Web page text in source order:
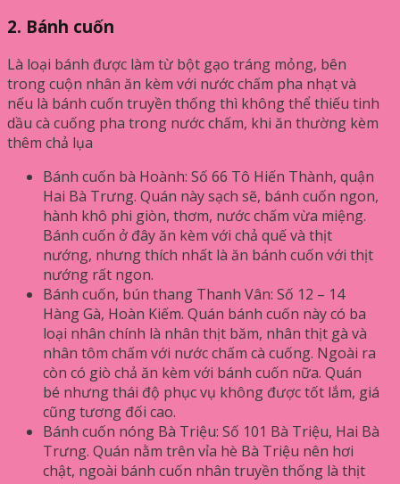
2. Bánh cuốn
Là loại bánh được làm từ bột gạo tráng mỏng, bên
trong cuộn nhân ăn kèm với nước chấm pha nhạt và
nếu là bánh cuốn truyền thống thì không thể thiếu tinh
dầu cà cuống pha trong nước chấm, khi ăn thường kèm
thêm chả lụa
Bánh cuốn bà Hoành: Số 66 Tô Hiến Thành, quận
Hai Bà Trưng. Quán này sạch sẽ, bánh cuốn ngon,
hành khô phi giòn, thơm, nước chấm vừa miệng.
Bánh cuốn ở đây ăn kèm với chả quế và thịt
nướng, nhưng thích nhất là ăn bánh cuốn với thịt
nướng rất ngon.
Bánh cuốn, bún thang Thanh Vân: Số 12 – 14
Hàng Gà, Hoàn Kiếm. Quán bánh cuốn này có ba
loại nhân chính là nhân thịt băm, nhân thịt gà và
nhân tôm chấm với nước chấm cà cuống. Ngoài ra
còn có giò chả ăn kèm với bánh cuốn nữa. Quán
bé nhưng thái độ phục vụ không được tốt lắm, giá
cũng tương đối cao.
Bánh cuốn nóng Bà Triệu: Số 101 Bà Triệu, Hai Bà
Trưng. Quán nằm trên vỉa hè Bà Triệu nên hơi
chật, ngoài bánh cuốn nhân truyền thống là thịt